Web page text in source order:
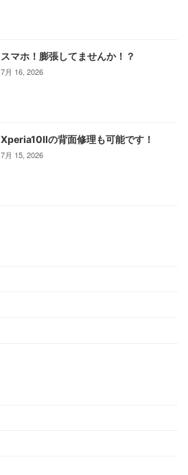
スマホ！膨張してませんか！？
7月 16, 2026
Xperia10Ⅱの背面修理も可能です！
7月 15, 2026